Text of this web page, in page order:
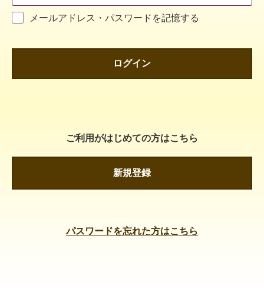
メールアドレス・パスワードを記憶する
ログイン
ご利用がはじめての方はこちら
新規登録
パスワードを忘れた方はこちら